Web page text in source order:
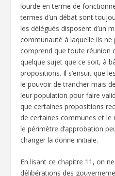
lourde en terme de
termes d’un débat sont
les délégués disposent d’un
communauté à laquelle ils
comprend que toute réunion
quelque sujet que ce soit, à
propositions. Il s’ensuit que
le pouvoir de trancher mais
leur population pour faire
que certaines propositions
de certaines communes et le
le périmètre d’approbation
changer la donne initiale.
En lisant ce chapitre 11, on
délibérations des